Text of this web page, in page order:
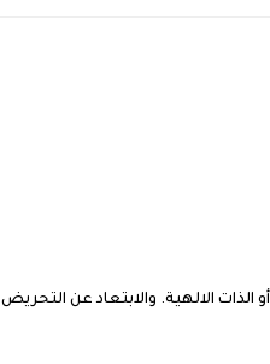
الالهية. والابتعاد عن التحريض